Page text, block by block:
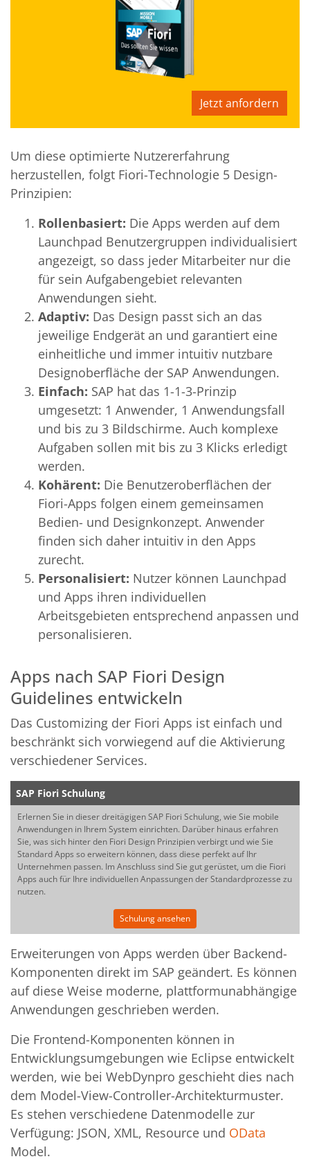
Jetzt anfordern
Um diese optimierte Nutzererfahrung
herzustellen, folgt Fiori-Technologie 5 Design-
Prinzipien:
Rollenbasiert: Die Apps werden auf dem
Launchpad Benutzergruppen individualisiert
angezeigt, so dass jeder Mitarbeiter nur die
für sein Aufgabengebiet relevanten
Anwendungen sieht.
Adaptiv: Das Design passt sich an das
jeweilige Endgerät an und garantiert eine
einheitliche und immer intuitiv nutzbare
Designoberfläche der SAP Anwendungen.
Einfach: SAP hat das 1-1-3-Prinzip
umgesetzt: 1 Anwender, 1 Anwendungsfall
und bis zu 3 Bildschirme. Auch komplexe
Aufgaben sollen mit bis zu 3 Klicks erledigt
werden.
Kohärent: Die Benutzeroberflächen der
Fiori-Apps folgen einem gemeinsamen
Bedien- und Designkonzept. Anwender
finden sich daher intuitiv in den Apps
zurecht.
Personalisiert: Nutzer können Launchpad
und Apps ihren individuellen
Arbeitsgebieten entsprechend anpassen und
personalisieren.
Apps nach SAP Fiori Design
Guidelines entwickeln
Das Customizing der Fiori Apps ist einfach und
beschränkt sich vorwiegend auf die Aktivierung
verschiedener Services.
SAP Fiori Schulung
Erlernen Sie in dieser dreitägigen SAP Fiori Schulung, wie Sie mobile
Anwendungen in Ihrem System einrichten. Darüber hinaus erfahren
Sie, was sich hinter den Fiori Design Prinzipien verbirgt und wie Sie
Standard Apps so erweitern können, dass diese perfekt auf Ihr
Unternehmen passen. Im Anschluss sind Sie gut gerüstet, um die Fiori
Apps auch für Ihre individuellen Anpassungen der Standardprozesse zu
nutzen.
Schulung ansehen
Erweiterungen von Apps werden über Backend-
Komponenten direkt im SAP geändert. Es können
auf diese Weise moderne, plattformunabhängige
Anwendungen geschrieben werden.
Die Frontend-Komponenten können in
Entwicklungsumgebungen wie Eclipse entwickelt
werden, wie bei WebDynpro geschieht dies nach
dem Model-View-Controller-Architekturmuster.
Es stehen verschiedene Datenmodelle zur
Verfügung: JSON, XML, Resource und OData
Model.